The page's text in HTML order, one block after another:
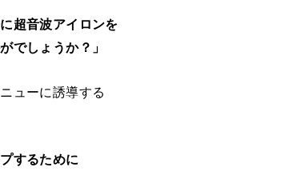
超音波アイロンを
でしょうか？」
ューに誘導する
するために